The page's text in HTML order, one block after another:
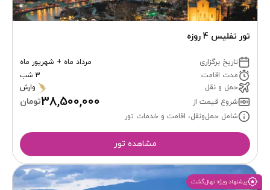
تور تفلیس 4 روزه
تاریخ برگزاری
مرداد ماه + شهریور ماه
مدت اقامت
3 شب
حمل و نقل
وارش
شروع قیمت از
38,500,000تومان
شامل حمل‌ونقل، اقامت و خدمات تور
مشاهده تور
پیشنهاد ویژه نهال‌گشت